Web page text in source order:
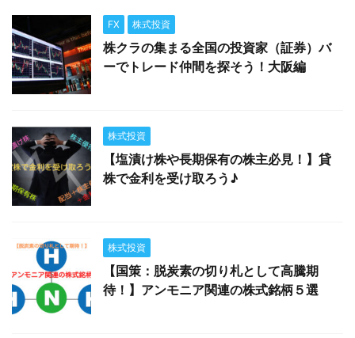
FX 株式投資
株クラの集まる全国の投資家（証券）バ
ーでトレード仲間を探そう！大阪編
株式投資
【塩漬け株や長期保有の株主必見！】貸
株で金利を受け取ろう♪
株式投資
【国策：脱炭素の切り札として高騰期
待！】アンモニア関連の株式銘柄５選